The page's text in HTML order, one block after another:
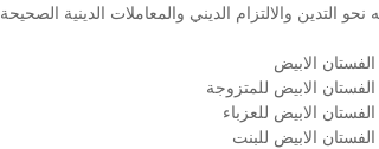
التدين والالتزام الديني والمعاملات الدينية
الابيض
الابيض للمتزوجة
الابيض للعزباء
الابيض للبنت